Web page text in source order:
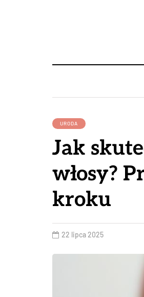
URODA
Jak
włosy?
kroku
22 lipca 2025